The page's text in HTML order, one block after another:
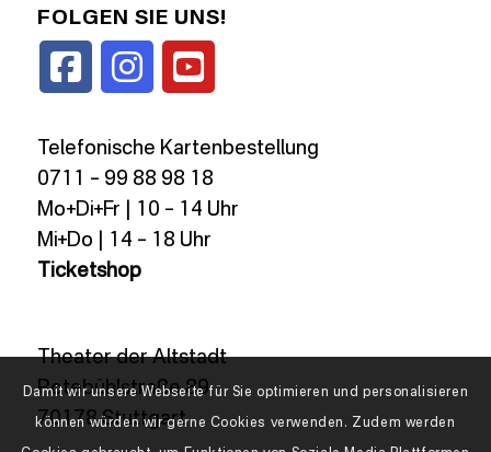
FOLGEN SIE UNS!
Telefonische Kartenbestellung
0711 – 99 88 98 18
Mo+Di+Fr | 10 – 14 Uhr
Mi+Do | 14 – 18 Uhr
Ticketshop
Theater der Altstadt
Rotebühlstraße 89
70178 Stuttgart
Damit wir unsere Webseite für Sie optimieren und personalisieren
können würden wir gerne Cookies verwenden. Zudem werden